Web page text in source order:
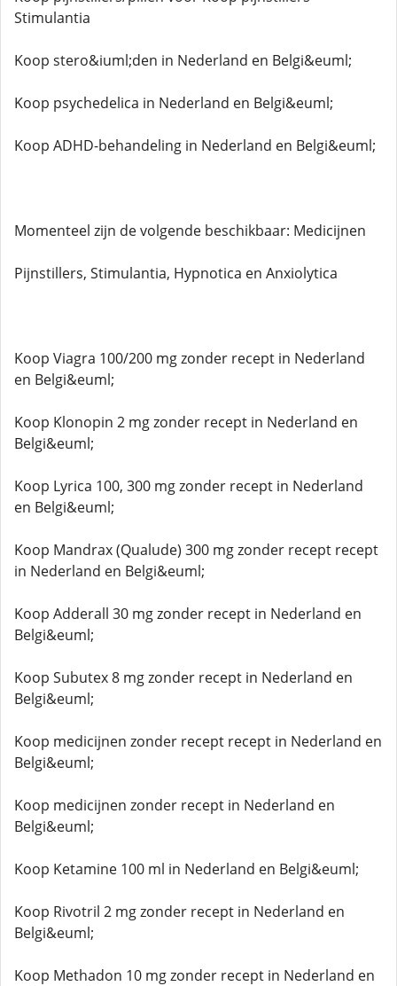
Stimulantia
Koop stero&iuml;den in Nederland en Belgi&euml;
Koop psychedelica in Nederland en Belgi&euml;
Koop ADHD-behandeling in Nederland en Belgi&euml;
Momenteel zijn de volgende beschikbaar: Medicijnen
Pijnstillers, Stimulantia, Hypnotica en Anxiolytica
Koop Viagra 100/200 mg zonder recept in Nederland
en Belgi&euml;
Koop Klonopin 2 mg zonder recept in Nederland en
Belgi&euml;
Koop Lyrica 100, 300 mg zonder recept in Nederland
en Belgi&euml;
Koop Mandrax (Qualude) 300 mg zonder recept recept
in Nederland en Belgi&euml;
Koop Adderall 30 mg zonder recept in Nederland en
Belgi&euml;
Koop Subutex 8 mg zonder recept in Nederland en
Belgi&euml;
Koop medicijnen zonder recept recept in Nederland en
Belgi&euml;
Koop medicijnen zonder recept in Nederland en
Belgi&euml;
Koop Ketamine 100 ml in Nederland en Belgi&euml;
Koop Rivotril 2 mg zonder recept in Nederland en
Belgi&euml;
Koop Methadon 10 mg zonder recept in Nederland en